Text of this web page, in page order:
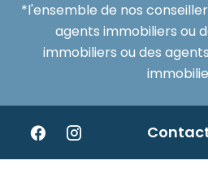
*l'ensemble de nos
agents immobiliers ou
immobiliers ou des